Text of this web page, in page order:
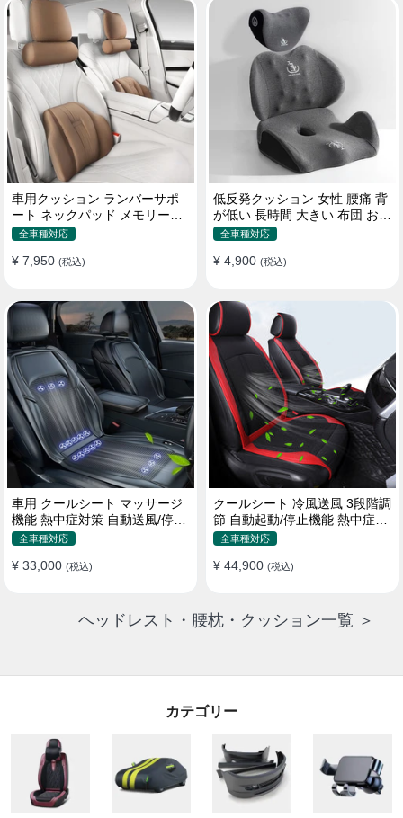
車用クッション ランバーサポ
ート ネックパッド メモリーフ
ォーム 疲労回復
全車種対応
¥ 7,950 (税込)
低反発クッション 女性 腰痛 背
が低い 長時間 大きい 布団 おし
ゃれ 運転 疲労回復
全車種対応
¥ 4,900 (税込)
車用 クールシート マッサージ
機能 熱中症対策 自動送風/停止
機能 24個強力ファン 取付簡単
全車種対応
¥ 33,000 (税込)
クールシート 冷風送風 3段階調
節 自動起動/停止機能 熱中症対
策 夏 暑さ対策 取付簡単
全車種対応
¥ 44,900 (税込)
ヘッドレスト・腰枕・クッション一覧 ＞
カテゴリー